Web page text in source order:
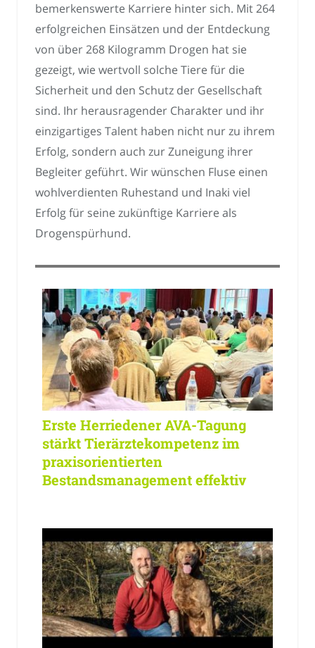
bemerkenswerte Karriere hinter sich. Mit 264
erfolgreichen Einsätzen und der Entdeckung
von über 268 Kilogramm Drogen hat sie
gezeigt, wie wertvoll solche Tiere für die
Sicherheit und den Schutz der Gesellschaft
sind. Ihr herausragender Charakter und ihr
einzigartiges Talent haben nicht nur zu ihrem
Erfolg, sondern auch zur Zuneigung ihrer
Begleiter geführt. Wir wünschen Fluse einen
wohlverdienten Ruhestand und Inaki viel
Erfolg für seine zukünftige Karriere als
Drogenspürhund.
Erste Herriedener AVA-Tagung
stärkt Tierärztekompetenz im
praxisorientierten
Bestandsmanagement effektiv